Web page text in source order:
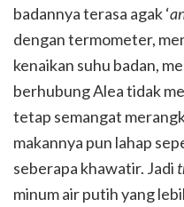
badannya terasa agak ‘
dengan termometer,
kenaikan suhu badan,
berhubung Alea tidak
tetap semangat
makannya pun lahap
seberapa khawatir. Jadi
minum air putih yang